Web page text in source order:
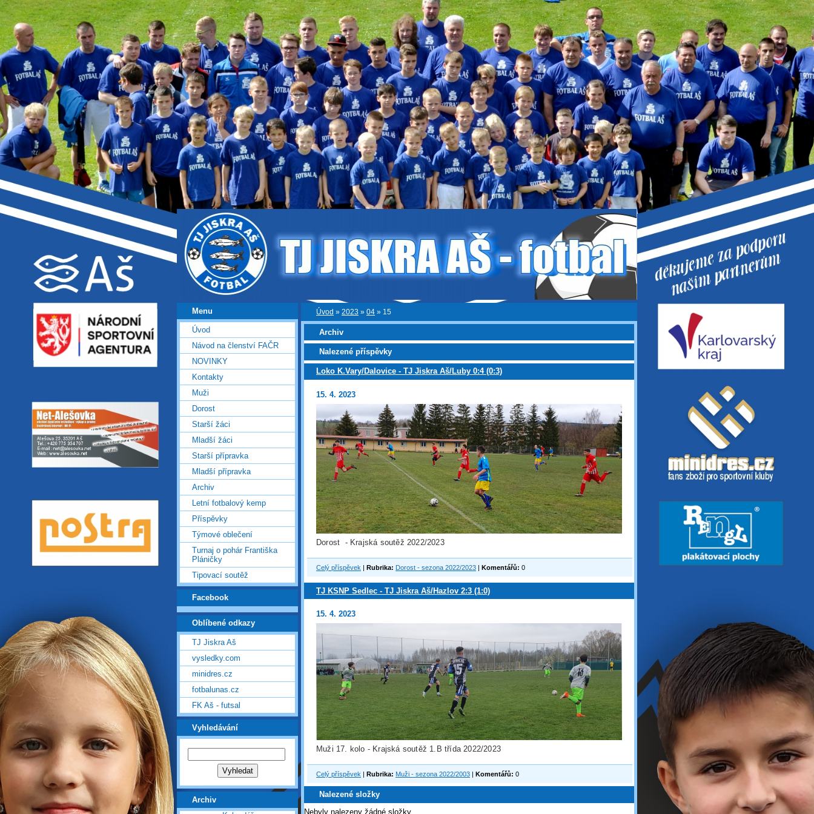
Úvod » 2023 » 04 » 15
Archiv
Nalezené příspěvky
Loko K.Vary/Dalovice - TJ Jiskra Aš/Luby 0:4 (0:3)
15. 4. 2023
Dorost - Krajská soutěž 2022/2023
Celý příspěvek | Rubrika: Dorost - sezona 2022/2023 | Komentářů: 0
TJ KSNP Sedlec - TJ Jiskra Aš/Hazlov 2:3 (1:0)
15. 4. 2023
Muži 17. kolo - Krajská soutěž 1.B třída 2022/2023
Celý příspěvek Rubrika: Muži - sezona 2022/2003 Komentářů: 0
Nalezené složky
Nebyly nalezeny žádné složky
Menu
Úvod
Návod na členství FAČR
NOVINKY
Kontakty
Muži
Dorost
Starší žáci
Mladší žáci
Starší přípravka
Mladší přípravka
Archiv
Letní fotbalový kemp
Příspěvky
Týmové oblečení
Turnaj o pohár Františka
Pláničky
Tipovací soutěž
Facebook
Oblíbené odkazy
TJ Jiskra Aš
vysledky.com
minidres.cz
fotbalunas.cz
FK Aš - futsal
Vyhledávání
Archiv